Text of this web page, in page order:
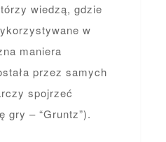
wiedzą, gdzie
w
maniera
przez samych
spojrzeć
gry – “Gruntz”).